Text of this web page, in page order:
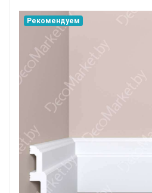
Рекомендуем